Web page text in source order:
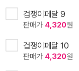
겁쟁이페달 9
판매가 4,320원
겁쟁이페달 10
판매가 4,320원